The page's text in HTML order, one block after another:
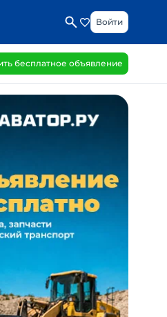
Войти
бесплатное объявление